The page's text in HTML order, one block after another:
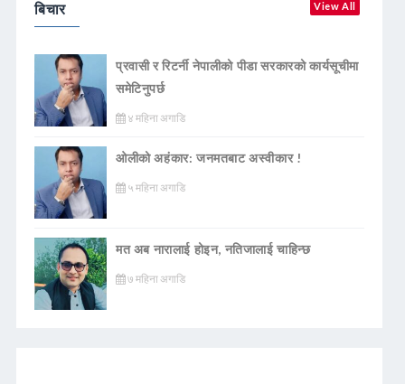
बिचार View All
प्रवासी र रिटर्नी नेपालीको पीडा सरकारको कार्यसूचीमा
समेटिनुपर्छ
४ महिना अगाडि
ओलीको अहंकार: जनमतबाट अस्वीकार !
५ महिना अगाडि
मत अब नारालाई होइन, नतिजालाई चाहिन्छ
७ महिना अगाडि